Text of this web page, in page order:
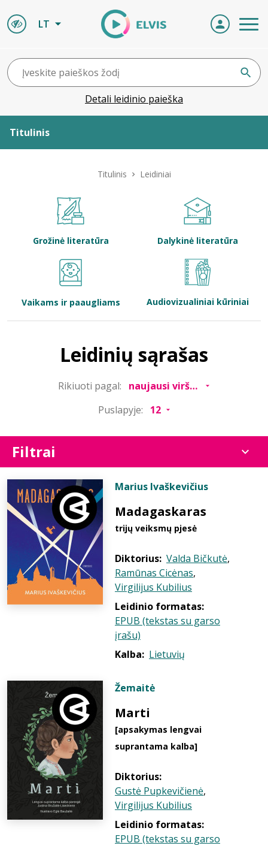
LT
Detali leidinio paieška
Titulinis
Bibliotekoms
Titulinis Leidiniai
Grožinė literatūra Dalykinė literatūra
Vaikams ir paaugliams Audiovizualiniai kūriniai
Leidinių sąrašas
Rikiuoti pagal:
Puslapyje:
Filtrai
Marius Ivaškevičius
Madagaskaras
trijų veiksmų pjesė
Diktorius: Valda Bičkutė,
Ramūnas Cicėnas,
Virgilijus Kubilius
Leidinio formatas:
EPUB (tekstas su garso
įrašu)
Kalba: Lietuvių
Žemaitė
Marti
[apsakymas lengvai
suprantama kalba]
Diktorius:
Gustė Pupkevičienė,
Virgilijus Kubilius
Leidinio formatas:
EPUB (tekstas su garso